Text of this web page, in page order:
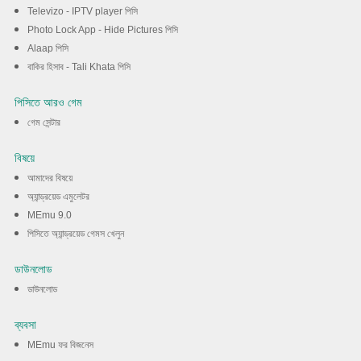
Televizo - IPTV player পিসি
Photo Lock App - Hide Pictures পিসি
Alaap পিসি
বাকির হিসাব - Tali Khata পিসি
পিসিতে আরও গেম
গেম সেন্টার
বিষয়ে
আমাদের বিষয়ে
অ্যান্ড্রয়েড এমুলেটর
MEmu 9.0
পিসিতে অ্যান্ড্রয়েড গেমস খেলুন
ডাউনলোড
ডাউনলোড
ব্যবসা
MEmu ফর বিজনেস